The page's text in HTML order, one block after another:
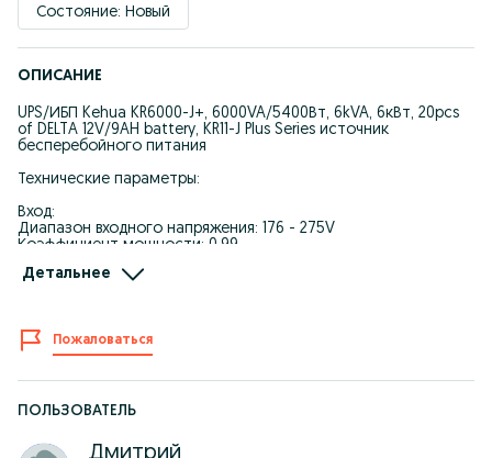
Состояние: Новый
ОПИСАНИЕ
UPS/ИБП Kehua KR6000-J+, 6000VA/5400Вт, 6kVA, 6кВт, 20pcs
of DELTA 12V/9AH battery, KR11-J Plus Series источник
бесперебойного питания
Технические параметры:
Вход:
Диапазон входного напряжения: 176 - 275V
Коэффициент мощности: 0.99
Выход:
Коэффициент мощности: 0,9 (1.0 при температуре не выше
+30°C)
Батарея:
шт.
Детальнее
Пожаловаться
ПОЛЬЗОВАТЕЛЬ
Дмитрий